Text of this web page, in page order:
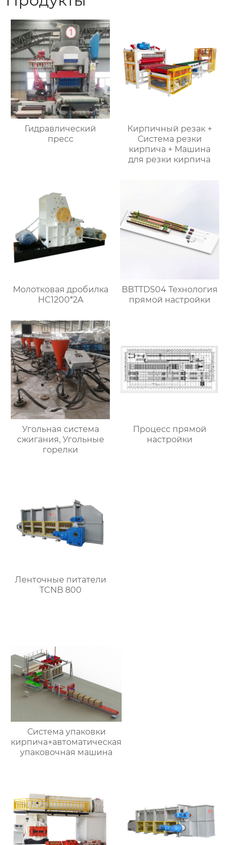
Гидравлический
пресс
Кирпичный резак +
Система резки
кирпича + Машина
для резки кирпича
Молотковая дробилка
HC1200*2A
BBTTDS04 Технология
прямой настройки
Угольная система
сжигания, Угольные
горелки
Процесс прямой
настройки
Ленточные питатели
TCNB 800
Система упаковки
кирпича+автоматическая
упаковочная машина